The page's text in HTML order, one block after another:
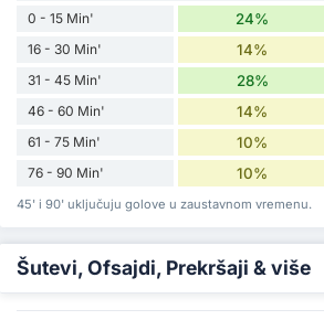
0 - 15 Min'
24%
16 - 30 Min' 14%
31 - 45 Min' 28%
46 - 60 Min' 14%
61 - 75 Min' 10%
76 - 90 Min' 10%
45' i 90' uključuju golove u zaustavnom vremenu.
Šutevi, Ofsajdi, Prekršaji & više